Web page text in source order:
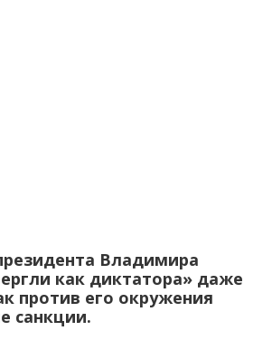
Владимира
как диктатора» даже
против его окружения
санкции.